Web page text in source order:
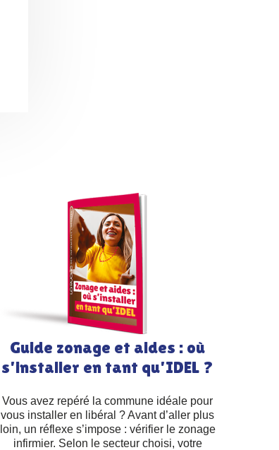
Guide zonage et aides : où
s'installer en tant qu'IDEL ?
Vous avez repéré la commune idéale pour
vous installer en libéral ? Avant d’aller plus
loin, un réflexe s’impose : vérifier le zonage
infirmier. Selon le secteur choisi, votre